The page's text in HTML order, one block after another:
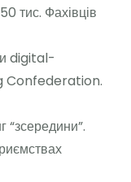
тис. Фахівців
digital-
Confederation.
“зсередини”.